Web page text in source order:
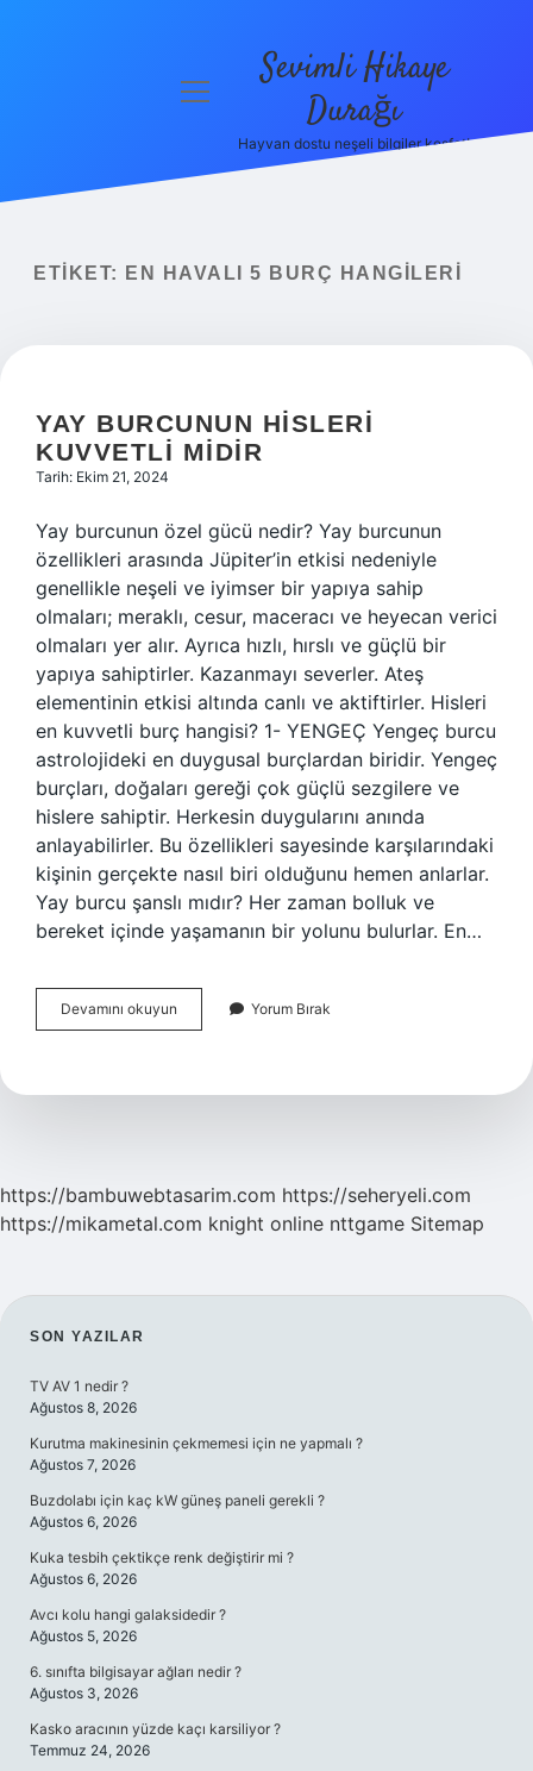
menüyü
Sevimli Hikaye
Durağı
Hayvan dostu neşeli bilgiler keşfet!
ETIKET: EN HAVALI 5 BURÇ HANGILERI
YAY BURCUNUN HISLERI
KUVVETLI MIDIR
Tarih: Ekim 21, 2024
Yay burcunun özel gücü nedir? Yay burcunun
özellikleri arasında Jüpiter’in etkisi nedeniyle
genellikle neşeli ve iyimser bir yapıya sahip
olmaları; meraklı, cesur, maceracı ve heyecan verici
olmaları yer alır. Ayrıca hızlı, hırslı ve güçlü bir
yapıya sahiptirler. Kazanmayı severler. Ateş
elementinin etkisi altında canlı ve aktiftirler. Hisleri
en kuvvetli burç hangisi? 1- YENGEÇ Yengeç burcu
astrolojideki en duygusal burçlardan biridir. Yengeç
burçları, doğaları gereği çok güçlü sezgilere ve
hislere sahiptir. Herkesin duygularını anında
anlayabilirler. Bu özellikleri sayesinde karşılarındaki
kişinin gerçekte nasıl biri olduğunu hemen anlarlar.
Yay burcu şanslı mıdır? Her zaman bolluk ve
bereket içinde yaşamanın bir yolunu bulurlar. En…
Devamını okuyun
Burcunun
Midir
Yorum Bırak
https://bambuwebtasarim.com https://seheryeli.com
https://mikametal.com knight online nttgame Sitemap
SIDEBAR
SON YAZILAR
TV AV 1 nedir ?
Ağustos 8, 2026
Kurutma makinesinin çekmemesi için ne yapmalı ?
Ağustos 7, 2026
Buzdolabı için kaç kW güneş paneli gerekli ?
Ağustos 6, 2026
Kuka tesbih çektikçe renk değiştirir mi ?
Ağustos 6, 2026
Avcı kolu hangi galaksidedir ?
Ağustos 5, 2026
6. sınıfta bilgisayar ağları nedir ?
Ağustos 3, 2026
Kasko aracının yüzde kaçı karsiliyor ?
Temmuz 24, 2026